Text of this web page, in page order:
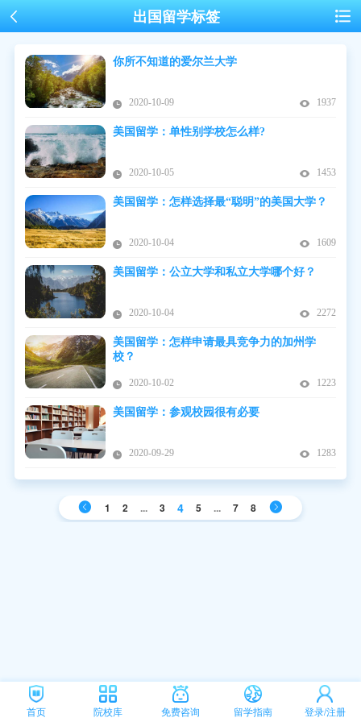
出国留学标签
你所不知道的爱尔兰大学
2020-10-09 1937
美国留学：单性别学校怎么样?
2020-10-05 1453
美国留学：怎样选择最“聪明”的美国大学？
2020-10-04 1609
美国留学：公立大学和私立大学哪个好？
2020-10-04 2272
美国留学：怎样申请最具竞争力的加州学
校？
2020-10-02 1223
美国留学：参观校园很有必要
2020-09-29 1283
1 2 ... 3 4 5 ... 7 8
首页 院校库 免费咨询 留学指南 登录/注册